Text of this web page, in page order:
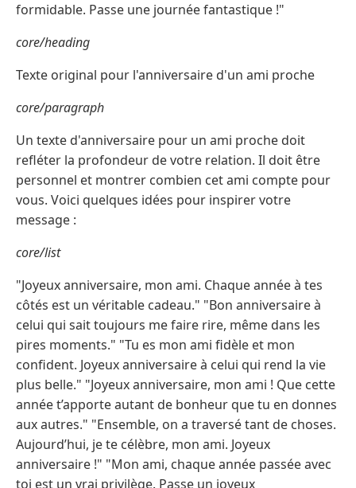
formidable. Passe une journée fantastique !"
core/heading
Texte original pour l'anniversaire d'un ami proche
core/paragraph
Un texte d'anniversaire pour un ami proche doit
refléter la profondeur de votre relation. Il doit être
personnel et montrer combien cet ami compte pour
vous. Voici quelques idées pour inspirer votre
message :
core/list
"Joyeux anniversaire, mon ami. Chaque année à tes
côtés est un véritable cadeau." "Bon anniversaire à
celui qui sait toujours me faire rire, même dans les
pires moments." "Tu es mon ami fidèle et mon
confident. Joyeux anniversaire à celui qui rend la vie
plus belle." "Joyeux anniversaire, mon ami ! Que cette
année t’apporte autant de bonheur que tu en donnes
aux autres." "Ensemble, on a traversé tant de choses.
Aujourd’hui, je te célèbre, mon ami. Joyeux
anniversaire !" "Mon ami, chaque année passée avec
toi est un vrai privilège. Passe un joyeux